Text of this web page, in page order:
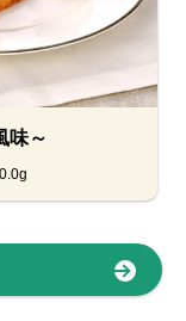
味～
0.0g